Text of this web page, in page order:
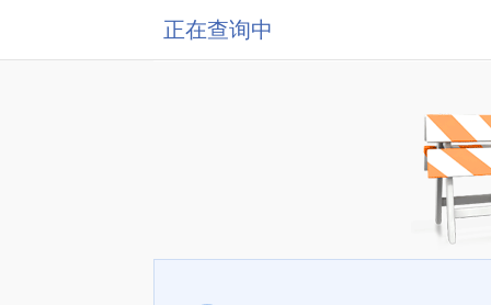
正在查询中